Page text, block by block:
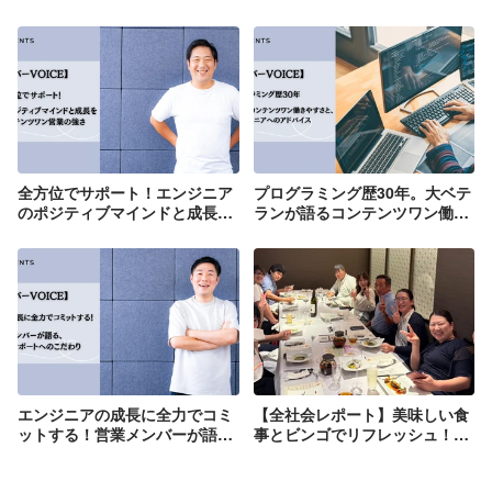
全方位でサポート！エンジニア
のポジティブマインドと成長を
強さ
プログラミング歴30年。大ベテ
ランが語るコンテンツワン働き
アドバイス
エンジニアの成長に全力でコミ
ットする！営業メンバーが語
【全社会レポート】美味しい食
事とビンゴでリフレッシュ！チ